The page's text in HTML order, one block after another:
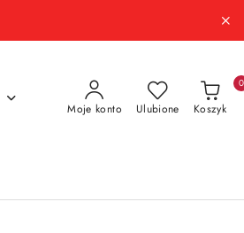
Moje konto Ulubione Koszyk
0